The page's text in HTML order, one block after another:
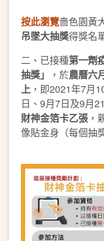
按此瀏覽嗇色園黃
吊墜大抽獎得獎名
二、已接種第一劑
抽獎」
，於農曆六
上 ，即2021年7月
日、9月7日及9月
財神金箔卡乙張 ，
像貼金身（每個抽